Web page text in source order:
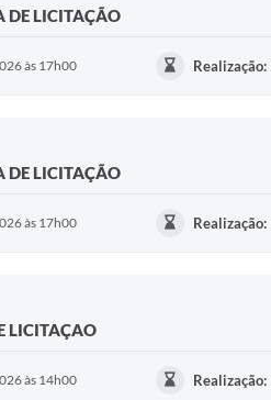
DE LICITAÇÃO
às 17h00 Realização:
DE LICITAÇÃO
às 17h00 Realização:
LICITAÇAO
às 14h00 Realização: